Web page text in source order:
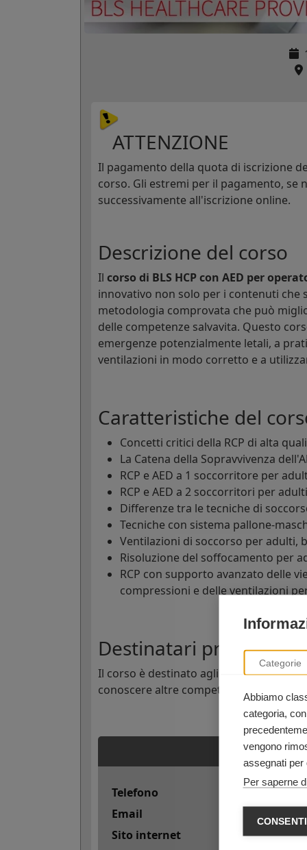
ATTENZIONE
Il pagamento della quota di iscrizione
corso. Gli estremi per il pagamento, se
successivamente all'iscrizione online.
Descrizione del corso
Il corso di BLS HCP con AED per
innovativo non solo per i contenuti che
metodologia comprovata che può
delle competenze salvavita. Questo
emergenze potenzialmente letali, a
ventilazioni in modo corretto e a
Caratteristiche del
Concetti critici della RCP di alta
La Catena della Sopravvivenza
RCP e AED a 1 soccorritore per
RCP e AED a 2 soccorritori per
Differenze tra le tecniche di
Tecniche con sistema pallone-
Ventilazioni di soccorso per adulti,
Risoluzione del soffocamento per
RCP con supporto avanzato delle
compressioni e delle ventilazioni
Destinatari principali
Il corso è destinato agli operatori
conoscere altre competenze salvavita,
Telefono
+39 340
Email
Sito internet
http://
Categorie
Abbiamo
categoria,
vengono
assegnati per
Per saperne